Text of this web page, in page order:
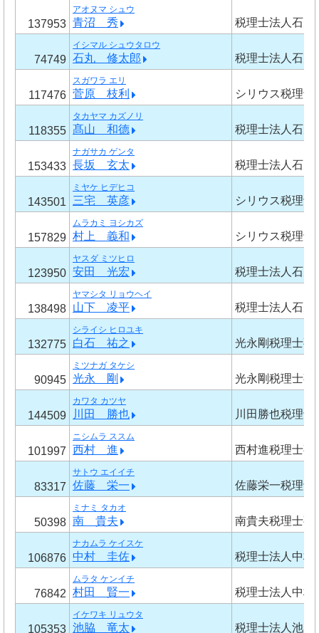
137953
アオヌマ シュウ
青沼 秀 税理士法人石丸
74749
イシマル シュウタロウ
石丸 修太郎 税理士法人石丸
117476
スガワラ エリ
菅原 枝利 シリウス税理士
118355
タカヤマ カズノリ
髙山 和德 税理士法人石丸
153433
ナガサカ ゲンタ
長坂 玄太 税理士法人石丸
143501
ミヤケ ヒデヒコ
三宅 英彦 シリウス税理士
157829
ムラカミ ヨシカズ
村上 義和 シリウス税理士
123950
ヤスダ ミツヒロ
安田 光宏 税理士法人石丸
138498
ヤマシタ リョウヘイ
山下 凌平 税理士法人石丸
132775
シライシ ヒロユキ
白石 祐之 光永剛税理士事
90945
ミツナガ タケシ
光永 剛 光永剛税理士事
144509
カワタ カツヤ
川田 勝也 川田勝也税理士
101997
ニシムラ ススム
西村 進 西村進税理士事
83317
サトウ エイイチ
佐藤 栄一 佐藤栄一税理士
50398
ミナミ タカオ
南 貴夫 南貴夫税理士事
106876
ナカムラ ケイスケ
中村 圭佐 税理士法人中村
76842
ムラタ ケンイチ
村田 賢一 税理士法人中村
105353
イケワキ リュウタ
池脇 竜太 税理士法人池脇